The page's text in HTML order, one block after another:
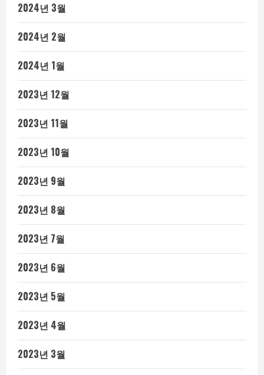
2024년 3월
2024년 2월
2024년 1월
2023년 12월
2023년 11월
2023년 10월
2023년 9월
2023년 8월
2023년 7월
2023년 6월
2023년 5월
2023년 4월
2023년 3월